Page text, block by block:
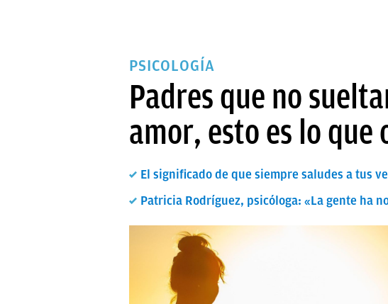
PSICOLOGÍA
Padres que no
amor, esto es lo
El significado de que siempre saludes a tus
Patricia Rodríguez, psicóloga: «La gente ha